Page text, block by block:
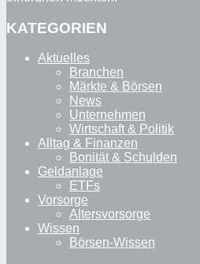
KATEGORIEN
Aktuelles
Branchen
Märkte & Börsen
News
Unternehmen
Wirtschaft & Politik
Alltag & Finanzen
Bonität & Schulden
Geldanlage
ETFs
Vorsorge
Altersvorsorge
Wissen
Börsen-Wissen